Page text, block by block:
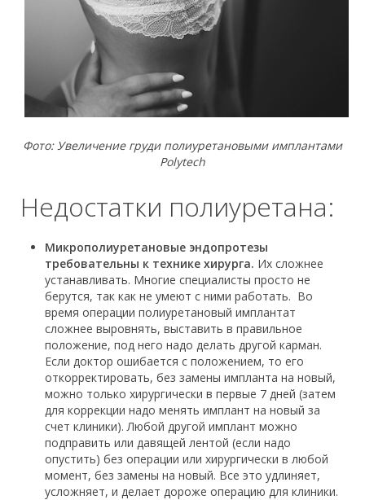
Фото: Увеличение груди полиуретановыми имплантами
Polytech
Недостатки полиуретана:
Микрополиуретановые эндопротезы
требовательны к технике хирурга. Их сложнее
устанавливать. Многие специалисты просто не
берутся, так как не умеют с ними работать. Во
время операции полиуретановый имплантат
сложнее выровнять, выставить в правильное
положение, под него надо делать другой карман.
Если доктор ошибается с положением, то его
откорректировать, без замены импланта на новый,
можно только хирургически в первые 7 дней (затем
для коррекции надо менять имплант на новый за
счет клиники). Любой другой имплант можно
подправить или давящей лентой (если надо
опустить) без операции или хирургически в любой
момент, без замены на новый. Все это удлиняет,
усложняет, и делает дороже операцию для клиники.